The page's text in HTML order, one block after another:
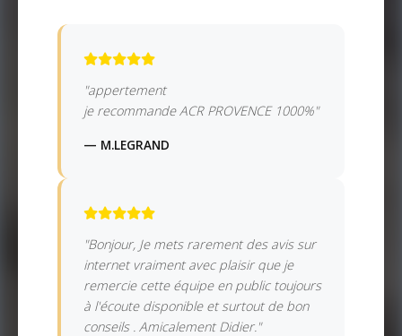
"appertement
je recommande ACR PROVENCE 1000%"
— M.LEGRAND
"Bonjour, Je mets rarement des avis sur
internet vraiment avec plaisir que je
remercie cette équipe en public toujours
à l'écoute disponible et surtout de bon
conseils . Amicalement Didier."